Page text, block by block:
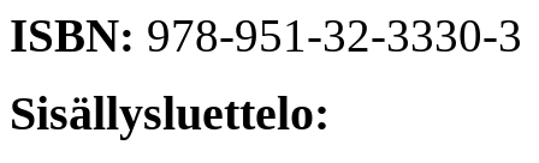
ISBN: 978-951-32-3330-3
Sisällysluettelo: